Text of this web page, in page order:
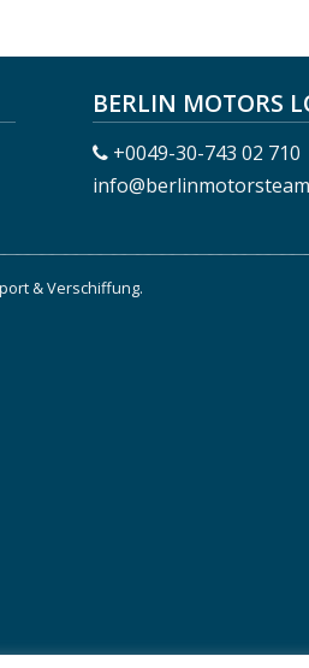
BERLIN MOTORS
+0049-30-743 02 710
& Verschiffung.